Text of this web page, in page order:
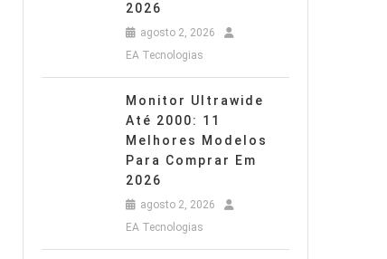
2026
agosto 2, 2026
EA Tecnologias
Monitor Ultrawide
Até 2000: 11
Melhores Modelos
Para Comprar Em
2026
agosto 2, 2026
EA Tecnologias